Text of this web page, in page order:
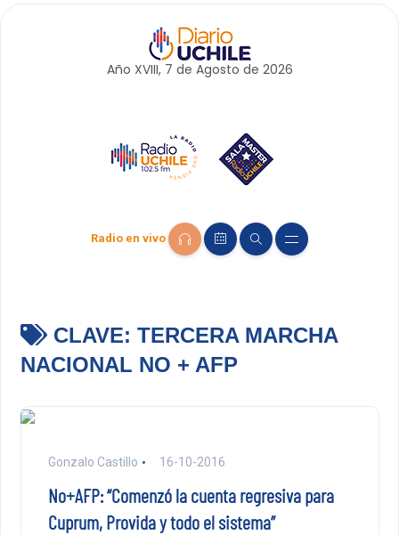
Año XVIII, 7 de Agosto de 2026
Radio en vivo
CLAVE: TERCERA MARCHA
NACIONAL NO + AFP
Gonzalo Castillo 16-10-2016
No+AFP: “Comenzó la cuenta regresiva para
Cuprum, Provida y todo el sistema”